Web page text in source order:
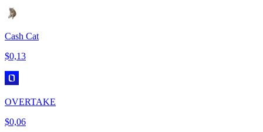
Cash Cat
$0,13
OVERTAKE
$0,06